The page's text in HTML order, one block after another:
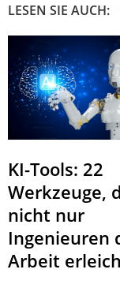
LESEN SIE AUCH:
KI-Tools: 22
Werkzeuge,
nicht nur
Ingenieuren
Arbeit